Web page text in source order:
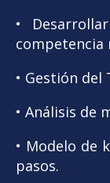
•
competencia
• Gestión del
• Análisis de
• Modelo de
pasos.